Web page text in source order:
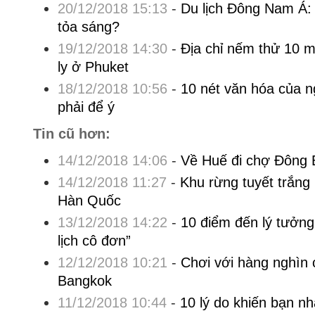
20/12/2018 15:13 - Du lịch Đông Nam
tỏa sáng?
19/12/2018 14:30- Địa chỉ nếm thử 10
ly ở Phuket
18/12/2018 10:56 - 10 nét văn hóa của
phải để ý
Tin cũ hơn:
14/12/2018 14:06 - Về Huế đi chợ Đông
14/12/2018 11:27 - Khu rừng tuyết
Hàn Quốc
13/12/2018 14:22 - 10 điểm đến lý
lịch cô đơn”
12/12/2018 10:21 - Chơi với hàng nghìn
Bangkok
11/12/2018 10:44- 10 lý do khiến bạn